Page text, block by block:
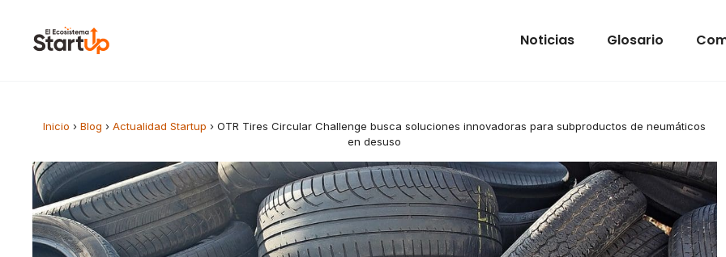
Noticias Glosario
Inicio › Blog › Actualidad Startup › OTR Tires Circular Challenge busca soluciones innovadoras para subproductos de neumáticos
en desuso